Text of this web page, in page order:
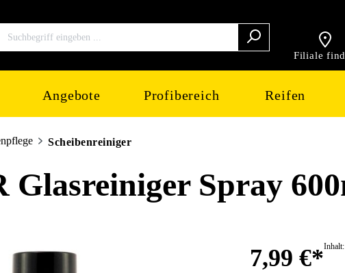
Filiale
Angebote Profibereich Reifen
Scheibenreiniger
Glasreiniger Spray
7,99 €*Inhalt: